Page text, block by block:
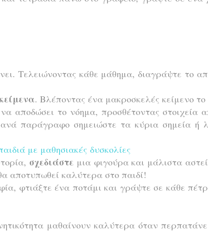
Τελειώνοντας κάθε μάθημα, διαγράψτε το
. Βλέποντας ένα μακροσκελές κείμενο το
αποδώσει το νόημα, προσθέτοντας στοιχεία
παράγραφο σημειώστε τα κύρια σημεία ή
με μαθησιακές δυσκολίες
σχεδιάστεμια φιγούρα και μάλιστα
αποτυπωθεί καλύτερα στο παιδί!
φτιάξτε ένα ποτάμι και γράψτε σε κάθε
μαθαίνουν καλύτερα όταν